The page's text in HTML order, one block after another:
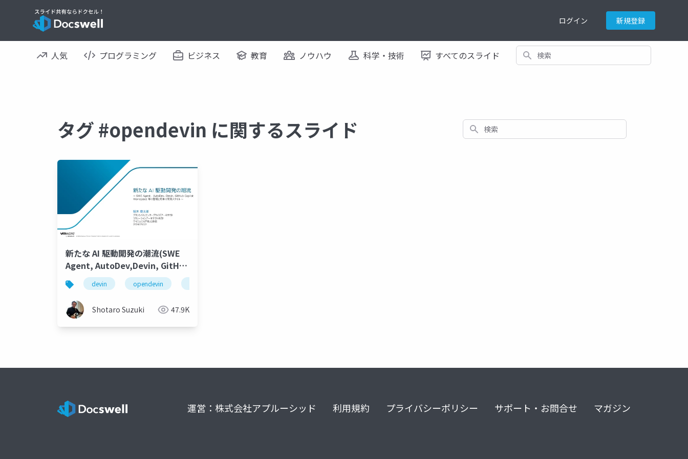
ログイン 新規登録
人気 プログラミング ビジネス 教育 ノウハウ 科学・技術 すべてのスライド 検索
タグ #opendevin に関するスライド 検索
新たな AI 駆動開発の潮流(SWE
Agent, AutoDev,Devin, GitHub
Copilot Workspace等)
devin opendevin
Shotaro Suzuki 47.9K
運営：株式会社アプルーシッド 利用規約 プライバシーポリシー サポート・お問合せ マガジン